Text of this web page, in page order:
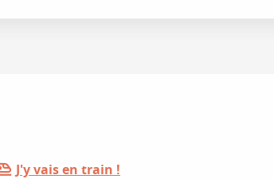
J'y vais en train !